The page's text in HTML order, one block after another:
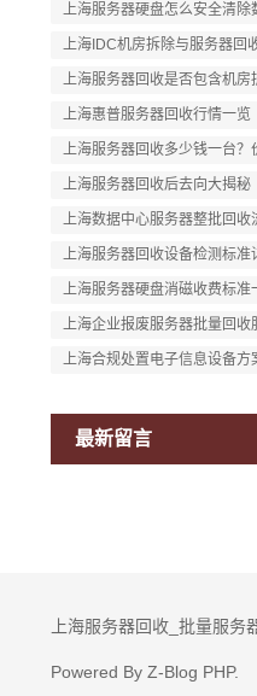
上海服务器硬盘怎么安全清除
上海IDC机房拆除与服务器回
上海服务器回收是否包含机房
上海惠普服务器回收行情一览
上海服务器回收多少钱一台？
上海服务器回收后去向大揭秘
上海数据中心服务器整批回收
上海服务器回收设备检测标准
上海服务器硬盘消磁收费标准
上海企业报废服务器批量回收
上海合规处置电子信息设备方
最新留言
上海服务器回收_批量服
Powered By Z-Blog PHP.